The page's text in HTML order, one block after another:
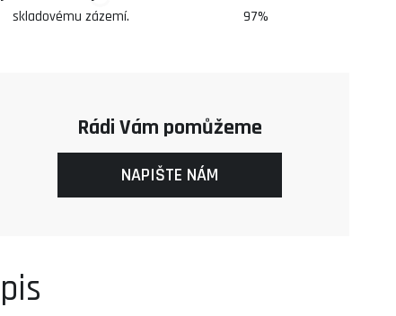
skladovému zázemí.
97%
Rádi Vám pomůžeme
NAPIŠTE NÁM